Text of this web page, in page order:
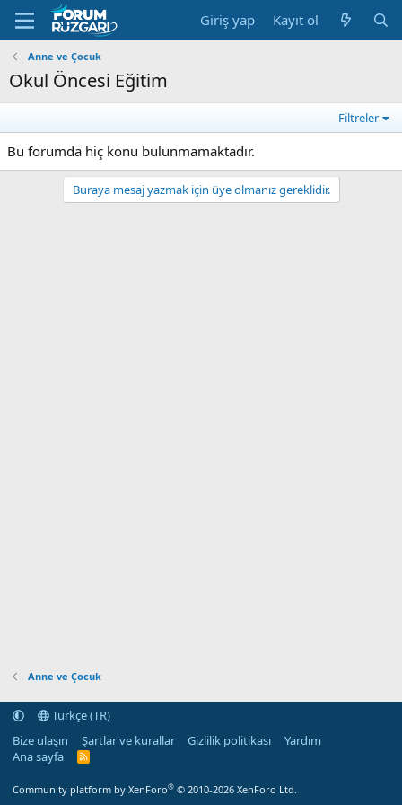
Giriş yap Kayıt ol
Anne ve Çocuk
Okul Öncesi Eğitim
Filtreler
Bu forumda hiç konu bulunmamaktadır.
Buraya mesaj yazmak için üye olmanız gereklidir.
Anne ve Çocuk
Türkçe (TR)
Bize ulaşın
Şartlar ve kurallar Gizlilik politikası
Yardım
Ana sayfa
R
Community platform by XenForo® © 2010-2026 XenForo Ltd.